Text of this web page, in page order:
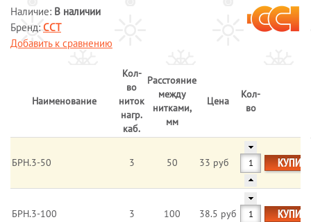
Шкафы управления обогревом
Готовые комплекты для обогрева
водопровода
Специальные кабели
Системы защиты от протечек воды
Обогрев грунта
Отопление и водоснабжение
Наличие: В наличии
Бренд: ССТ
Добавить к сравнению
Наименование
Кол-
во
ниток
нагр.
каб.
Расстояние
между
нитками,
мм
Цена
Кол-
во
БРН.3-50 3 50 33 руб
БРН.3-100 3 100 38.5 руб